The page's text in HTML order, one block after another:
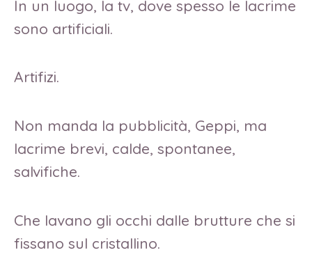
In un luogo, la tv, dove spesso le lacrime
sono artificiali.
Artifizi.
Non manda la pubblicità, Geppi, ma
lacrime brevi, calde, spontanee,
salvifiche.
Che lavano gli occhi dalle brutture che si
fissano sul cristallino.